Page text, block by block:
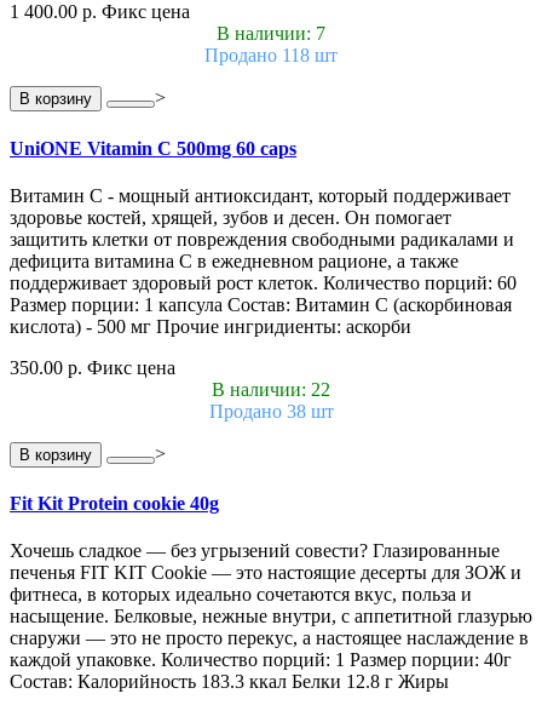
1 400.00 р. Фикс цена
В наличии: 7
Продано 118 шт
В корзину >
UniONE Vitamin С 500mg 60 caps
Витамин С - мощный антиоксидант, который поддерживает
здоровье костей, хрящей, зубов и десен. Он помогает
защитить клетки от повреждения свободными радикалами и
дефицита витамина С в ежедневном рационе, а также
поддерживает здоровый рост клеток. Количество порций: 60
Размер порции: 1 капсула Состав: Витамин С (аскорбиновая
кислота) - 500 мг Прочие ингридиенты: аскорби
350.00 р. Фикс цена
В наличии: 22
Продано 38 шт
В корзину >
Fit Kit Protein cookie 40g
Хочешь сладкое — без угрызений совести? Глазированные
печенья FIT KIT Cookie — это настоящие десерты для ЗОЖ и
фитнеса, в которых идеально сочетаются вкус, польза и
насыщение. Белковые, нежные внутри, с аппетитной глазурью
снаружи — это не просто перекус, а настоящее наслаждение в
каждой упаковке. Количество порций: 1 Размер порции: 40г
Состав: Калорийность 183.3 ккал Белки 12.8 г Жиры